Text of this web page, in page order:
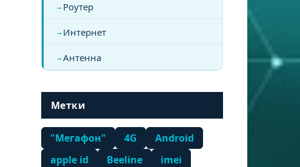
Роутер
Интернет
Антенна
Метки
"Мегафон" 4G
Android
apple id
Beeline
imei